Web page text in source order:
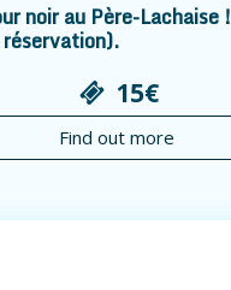
noir au Père-Lachaise !
réservation).
15€
Find out more